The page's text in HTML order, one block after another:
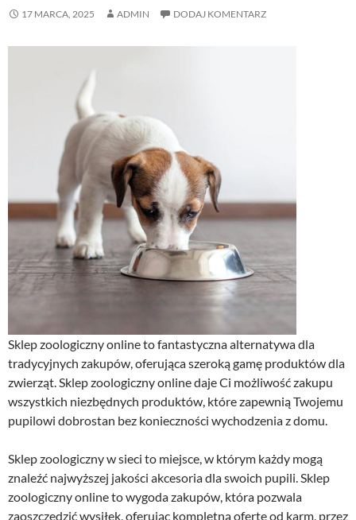
17 MARCA, 2025 ADMIN DODAJ KOMENTARZ
Sklep zoologiczny online to fantastyczna alternatywa dla
tradycyjnych zakupów, oferująca szeroką gamę produktów dla
zwierząt. Sklep zoologiczny online daje Ci możliwość zakupu
wszystkich niezbędnych produktów, które zapewnią Twojemu
pupilowi dobrostan bez konieczności wychodzenia z domu.
Sklep zoologiczny w sieci to miejsce, w którym każdy mogą
znaleźć najwyższej jakości akcesoria dla swoich pupili. Sklep
zoologiczny online to wygoda zakupów, która pozwala
zaoszczędzić wysiłek, oferując kompletną ofertę od karm, przez